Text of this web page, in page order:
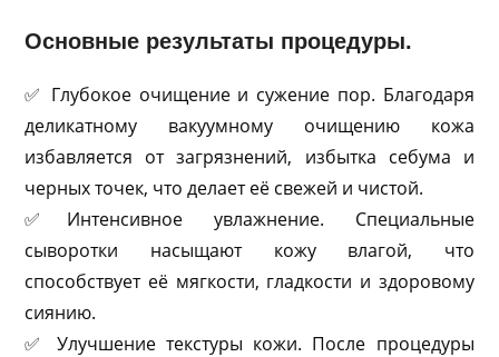
Основные результаты процедуры.
✅ Глубокое очищение и сужение пор. Благодаря
деликатному вакуумному очищению кожа
избавляется от загрязнений, избытка себума и
черных точек, что делает её свежей и чистой.
✅Интенсивное увлажнение. Специальные
сыворотки насыщают кожу влагой, что
способствует её мягкости, гладкости и здоровому
сиянию.
✅ Улучшение текстуры кожи. После процедуры